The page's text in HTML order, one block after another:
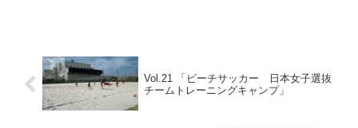
Vol.21 「ビーチサッカー 日本女子選抜
チームトレーニングキャンプ」